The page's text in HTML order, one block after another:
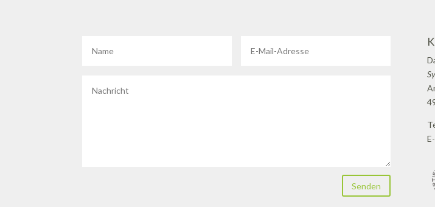
Senden